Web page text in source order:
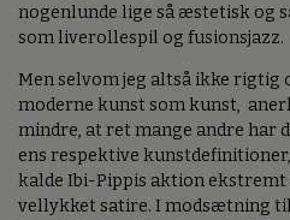
nogenlunde lige så æstetisk og
som liverollespil og fusionsjazz.
Men selvom jeg altså ikke
moderne kunst som kunst,
mindre, at ret mange andre har
ens respektive
kalde Ibi-Pippis aktion ekstremt
vellykket satire. I modsætning til